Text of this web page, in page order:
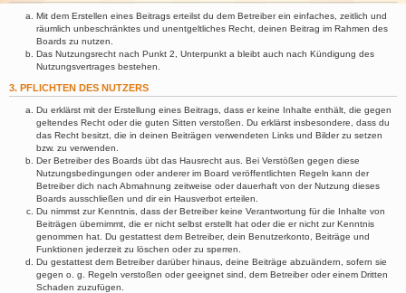
Mit dem Erstellen eines Beitrags erteilst du dem Betreiber ein einfaches, zeitlich und
räumlich unbeschränktes und unentgeltliches Recht, deinen Beitrag im Rahmen des
Boards zu nutzen.
Das Nutzungsrecht nach Punkt 2, Unterpunkt a bleibt auch nach Kündigung des
Nutzungsvertrages bestehen.
3. PFLICHTEN DES NUTZERS
Du erklärst mit der Erstellung eines Beitrags, dass er keine Inhalte enthält, die gegen
geltendes Recht oder die guten Sitten verstoßen. Du erklärst insbesondere, dass du
das Recht besitzt, die in deinen Beiträgen verwendeten Links und Bilder zu setzen
bzw. zu verwenden.
Der Betreiber des Boards übt das Hausrecht aus. Bei Verstößen gegen diese
Nutzungsbedingungen oder anderer im Board veröffentlichten Regeln kann der
Betreiber dich nach Abmahnung zeitweise oder dauerhaft von der Nutzung dieses
Boards ausschließen und dir ein Hausverbot erteilen.
Du nimmst zur Kenntnis, dass der Betreiber keine Verantwortung für die Inhalte von
Beiträgen übernimmt, die er nicht selbst erstellt hat oder die er nicht zur Kenntnis
genommen hat. Du gestattest dem Betreiber, dein Benutzerkonto, Beiträge und
Funktionen jederzeit zu löschen oder zu sperren.
Du gestattest dem Betreiber darüber hinaus, deine Beiträge abzuändern, sofern sie
gegen o. g. Regeln verstoßen oder geeignet sind, dem Betreiber oder einem Dritten
Schaden zuzufügen.